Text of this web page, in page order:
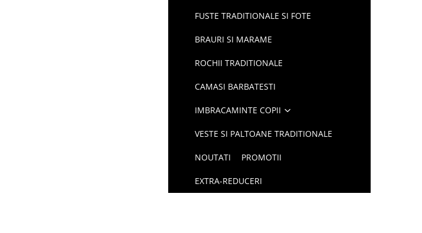
FUSTE TRADITIONALE SI FOTE
BRAURI SI MARAME
ROCHII TRADITIONALE
CAMASI BARBATESTI
IMBRACAMINTE COPII
VESTE SI PALTOANE TRADITIONALE
NOUTATI PROMOTII
EXTRA-REDUCERI